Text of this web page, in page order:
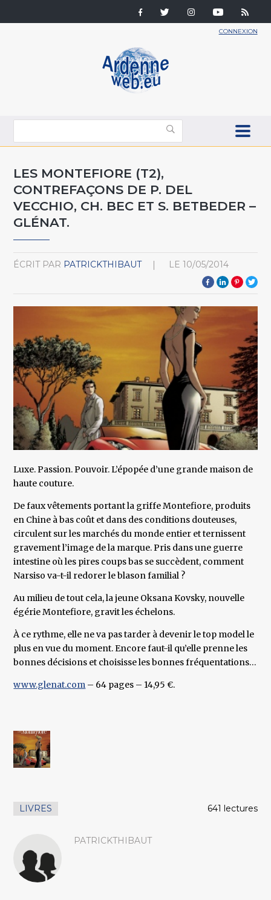
CONNEXION
LES MONTEFIORE (T2),
CONTREFAÇONS DE P. DEL
VECCHIO, CH. BEC ET S. BETBEDER –
GLÉNAT.
ÉCRIT PAR PATRICKTHIBAUT LE 10/05/2014
Luxe. Passion. Pouvoir. L’épopée d’une grande maison de
haute couture.
De faux vêtements portant la griffe Montefiore, produits
en Chine à bas coût et dans des conditions douteuses,
circulent sur les marchés du monde entier et ternissent
gravement l’image de la marque. Pris dans une guerre
intestine où les pires coups bas se succèdent, comment
Narsiso va-t-il redorer le blason familial ?
Au milieu de tout cela, la jeune Oksana Kovsky, nouvelle
égérie Montefiore, gravit les échelons.
À ce rythme, elle ne va pas tarder à devenir le top model le
plus en vue du moment. Encore faut-il qu’elle prenne les
bonnes décisions et choisisse les bonnes fréquentations…
www.glenat.com – 64 pages – 14,95 €.
LIVRES 641 lectures
PATRICKTHIBAUT